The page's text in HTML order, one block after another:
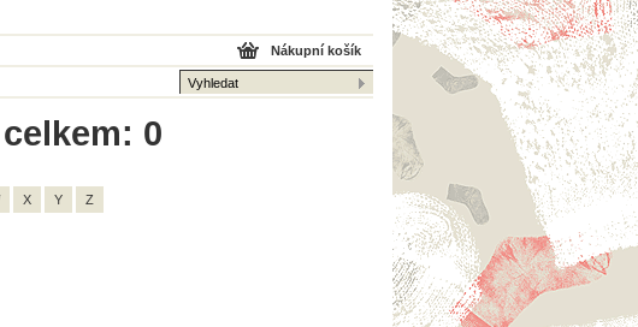
Nákupní košík
0
X Y Z